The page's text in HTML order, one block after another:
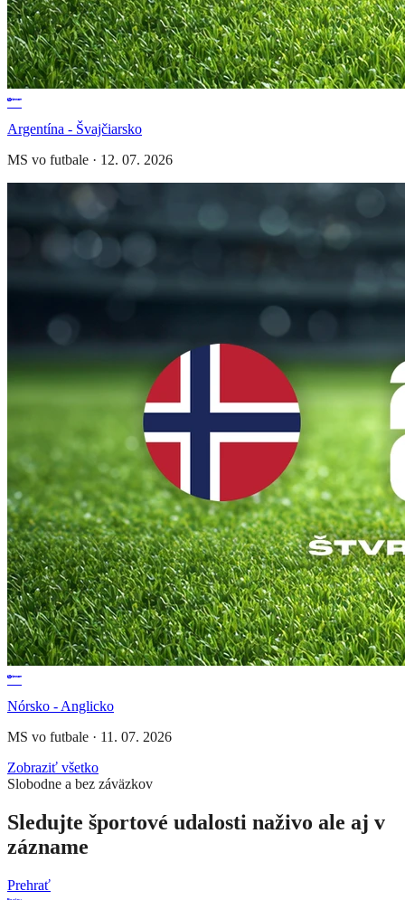
Argentína - Švajčiarsko
MS vo futbale · 12. 07. 2026
Nórsko - Anglicko
MS vo futbale · 11. 07. 2026
Zobraziť všetko
Slobodne a bez záväzkov
Sledujte športové udalosti naživo ale aj v
zázname
Prehrať